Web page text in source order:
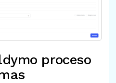
proceso